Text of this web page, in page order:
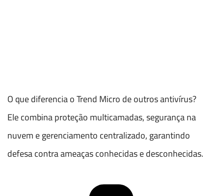
O que diferencia o Trend Micro de outros antivírus?
Ele combina proteção multicamadas, segurança na
nuvem e gerenciamento centralizado, garantindo
defesa contra ameaças conhecidas e desconhecidas.